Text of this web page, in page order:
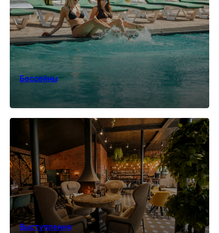
*количество номеров ограничено
ПОДРОБНЕЕ
Бассейны
Выступления